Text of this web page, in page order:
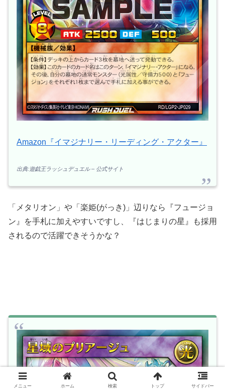
Amazon『イマジナリー・リーディング・アクター』
出典:遊戯王ラッシュデュエル – 公式サイト
「メタリオン」や「楽姫(がっき)」辺りなら『フュージョ
ン』を手札に加えやすいですし、『はじまりの星』も採用
されるので活躍できそうかな？
メニュー ホーム 検索 トップ サイドバー